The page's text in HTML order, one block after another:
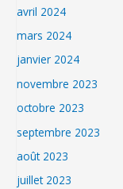
avril 2024
mars 2024
janvier 2024
novembre 2023
octobre 2023
septembre 2023
août 2023
juillet 2023